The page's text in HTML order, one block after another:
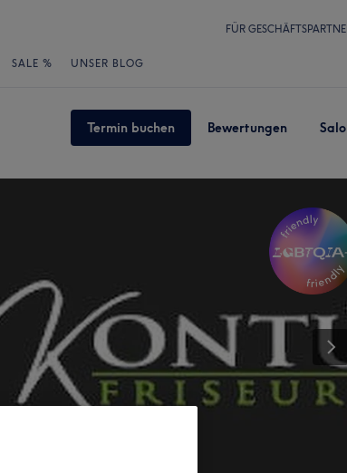
FÜR
SALE % UNSER BLOG
Termin buchen Bewertungen